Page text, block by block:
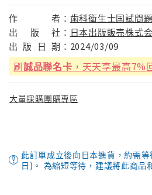
作 者： 歯科衛生士国試問
出
版 社： 日本出版販売株式
出 版 日 期： 2024/03/09
刷誠品聯名卡 ，天天享最高7%
大量採購團購專區
此訂單成立後向日本進貨，約需
日)。 為縮短等待，建議將此商品